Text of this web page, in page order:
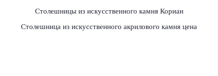
Столешницы из искусственного камня Кориан
Столешница из искусственного акрилового камня цена